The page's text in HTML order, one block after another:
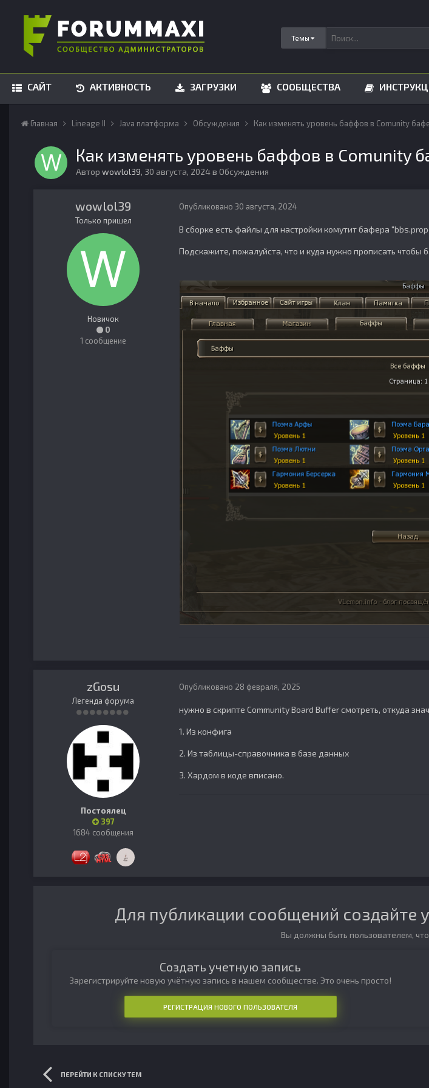
Темы
САЙТ АКТИВНОСТЬ ЗАГРУЗКИ СООБЩЕСТВА
Главная Lineage II Java платформа Обсуждения Как изменять уровень баффов в Comunity
Как изменять уровень баффов в Comunity
Автор wowlol39, 30 августа, 2024в Обсуждения
wowlol39
Только пришел
Новичок
0
1 сообщение
Опубликовано 30 августа, 2024
В сборке есть файлы для настройки комутит бафера
Подскажите, пожалуйста, что и куда нужно прописать
zGosu
Легенда форума
Постоялец
397
1684 сообщения
Опубликовано 28 февраля, 2025
нужно в скрипте Community Board Buffer смотреть, откуда
1. Из конфига
2. Из таблицы-справочника в базе данных
3. Хардом в коде вписано.
Для публикации сообщений создайте
Вы должны быть пользователем,
Создать учетную запись
Зарегистрируйте новую учётную запись в нашем сообществе. Это очень просто!
РЕГИСТРАЦИЯ НОВОГО ПОЛЬЗОВАТЕЛЯ
ПЕРЕЙТИ К СПИСКУ ТЕМ